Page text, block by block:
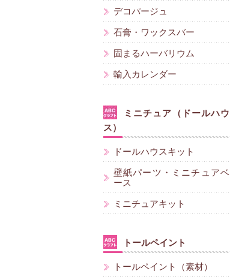
デコパージュ
石膏・ワックスバー
固まるハーバリウム
輸入カレンダー
ミニチュア（ドールハウ
ス）
ドールハウスキット
壁紙パーツ・ミニチュアベ
ース
ミニチュアキット
トールペイント
トールペイント（素材）